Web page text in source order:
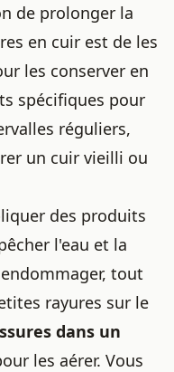
de prolonger la
en cuir est de les
les conserver en
spécifiques pour
réguliers,
un cuir vieilli ou
des produits
l'eau et la
tout
rayures sur le
dans un
les aérer. Vous